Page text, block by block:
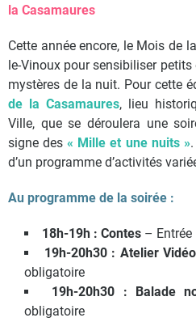
la Casamaures
Cette année encore, le Mois de
le-Vinoux pour sensibiliser
mystères de la nuit. Pour cette
de la Casamaures, lieu
Ville, que se déroulera une
signe des« Mille et une nuits »
d’un programme d’activités
Au programme de la soirée :
18h-19h : Contes – Entrée
19h-20h30 : Atelier
obligatoire
19h-20h30 : Balade
obligatoire